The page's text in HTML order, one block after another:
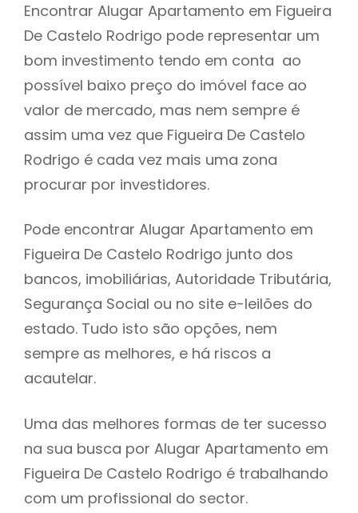
Encontrar Alugar Apartamento em Figueira
De Castelo Rodrigo pode representar um
bom investimento tendo em conta ao
possível baixo preço do imóvel face ao
valor de mercado, mas nem sempre é
assim uma vez que Figueira De Castelo
Rodrigo é cada vez mais uma zona
procurar por investidores.
Pode encontrar Alugar Apartamento em
Figueira De Castelo Rodrigo junto dos
bancos, imobiliárias, Autoridade Tributária,
Segurança Social ou no site e-leilões do
estado. Tudo isto são opções, nem
sempre as melhores, e há riscos a
acautelar.
Uma das melhores formas de ter sucesso
na sua busca por Alugar Apartamento em
Figueira De Castelo Rodrigo é trabalhando
com um profissional do sector.